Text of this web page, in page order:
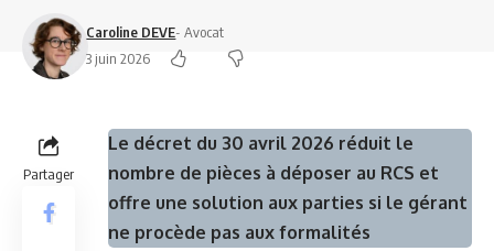
Caroline DEVE- Avocat
3 juin 2026
Partager
Le décret du 30 avril 2026 réduit le
nombre de pièces à déposer au RCS et
offre une solution aux parties si le gérant
ne procède pas aux formalités